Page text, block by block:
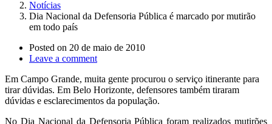
Notícias
Dia Nacional da Defensoria Pública é marcado por mutirão
em todo país
Posted on 20 de maio de 2010
Leave a comment
Em Campo Grande, muita gente procurou o serviço itinerante para
tirar dúvidas. Em Belo Horizonte, defensores também tiraram
dúvidas e esclarecimentos da população.
No Dia Nacional da Defensoria Pública foram realizados mutirões